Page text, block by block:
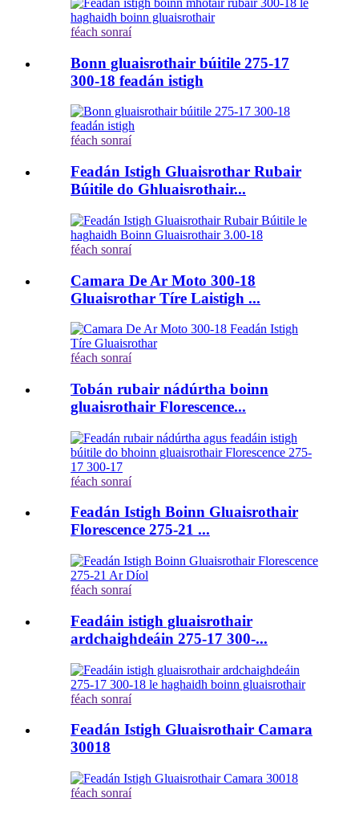
féach sonraí
Bonn gluaisrothair búitile 275-17
300-18 feadán istigh
féach sonraí
Feadán Istigh Gluaisrothar Rubair
Búitile do Ghluaisrothair...
féach sonraí
Camara De Ar Moto 300-18
Gluaisrothar Tíre Laistigh ...
féach sonraí
Tobán rubair nádúrtha boinn
gluaisrothair Florescence...
féach sonraí
Feadán Istigh Boinn Gluaisrothair
Florescence 275-21 ...
féach sonraí
Feadáin istigh gluaisrothair
ardchaighdeáin 275-17 300-...
féach sonraí
Feadán Istigh Gluaisrothair Camara
30018
féach sonraí